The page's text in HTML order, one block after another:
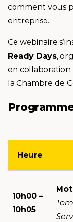
comment vous
entreprise.
Ce webinaire
Ready Days,
en collaboration
la Chambre de
Heure
10h00 –
10h05